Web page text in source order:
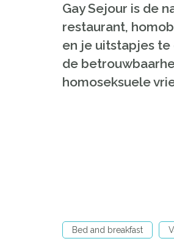
Gay Sejour is de
restaurant,
en je uitstapjes te
de
homoseksuele
Bed and breakfast